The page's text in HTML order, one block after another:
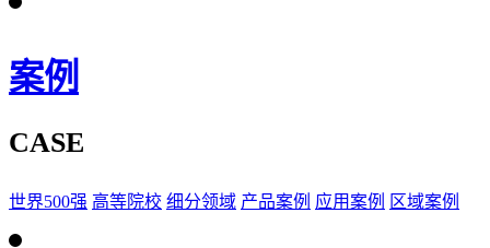
案例
CASE
世界500强 高等院校 细分领域 产品案例 应用案例 区域案例